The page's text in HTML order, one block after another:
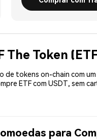
The Token
de tokens on-chain com um
ETF com USDT, sem
para